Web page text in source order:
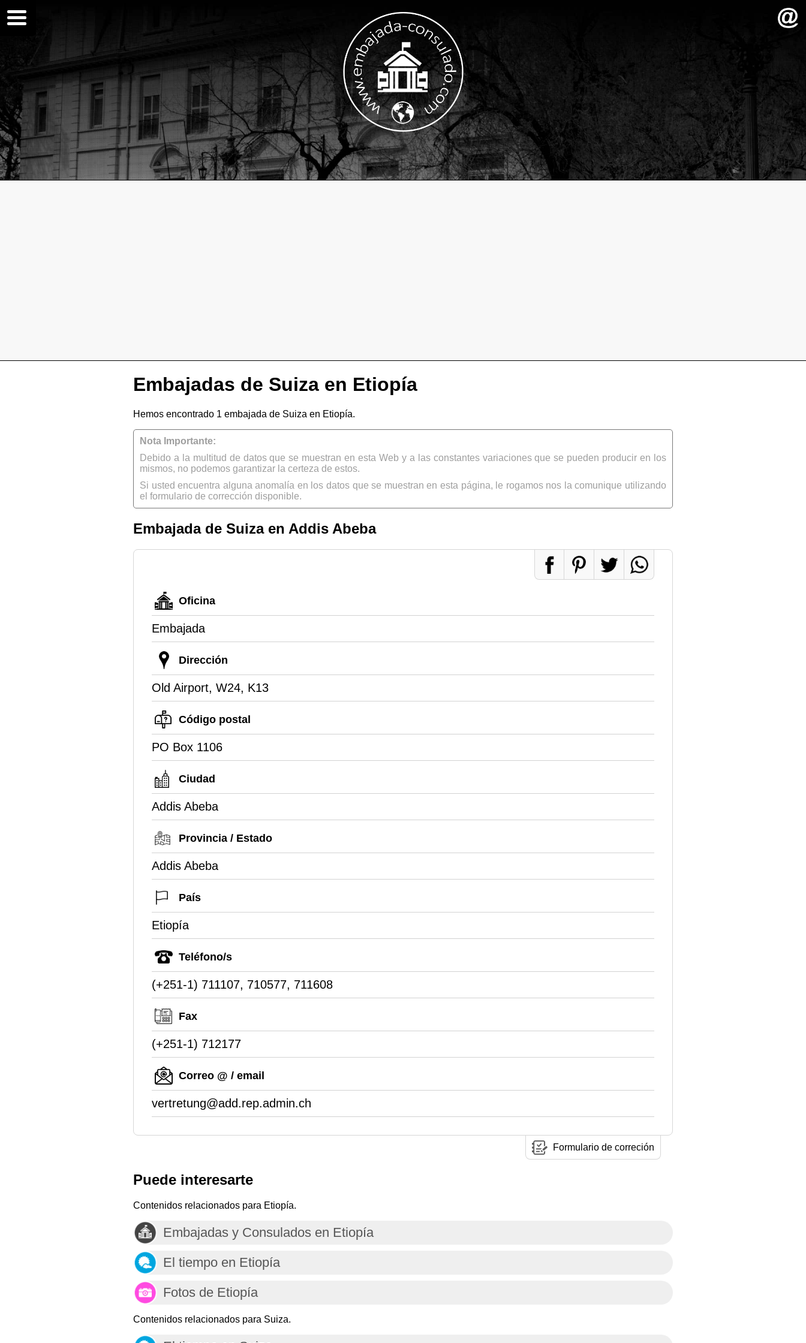
Embajadas de Suiza en Etiopía
Hemos encontrado 1 embajada de Suiza en Etiopía.
Nota Importante:
Debido a la multitud de datos que se muestran en esta Web y a las constantes variaciones que se pueden producir en los
mismos, no podemos garantizar la certeza de estos.
Si usted encuentra alguna anomalía en los datos que se muestran en esta página, le rogamos nos la comunique utilizando
el formulario de corrección disponible.
Embajada de Suiza en Addis Abeba
Oficina
Embajada
Dirección
Old Airport, W24, K13
Código postal
PO Box 1106
Ciudad
Addis Abeba
Provincia / Estado
Addis Abeba
País
Etiopía
Teléfono/s
(+251-1) 711107, 710577, 711608
Fax
(+251-1) 712177
Correo @ / email
vertretung@add.rep.admin.ch
Formulario de correción
Puede interesarte
Contenidos relacionados para Etiopía.
Embajadas y Consulados en Etiopía
El tiempo en Etiopía
Fotos de Etiopía
Contenidos relacionados para Suiza.